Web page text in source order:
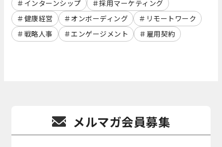
インターンシップ
採用マーケティング
健康経営
オンボーディング
リモートワーク
戦略人事
エンゲージメント 雇用契約
メルマガ会員募集